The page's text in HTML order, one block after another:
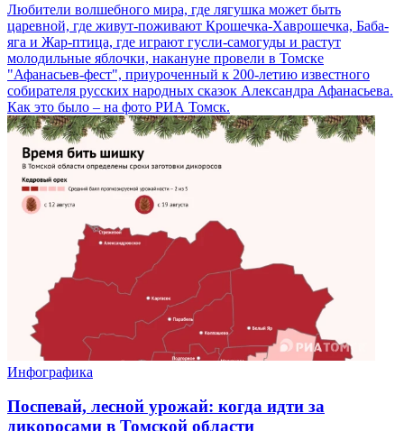
Любители волшебного мира, где лягушка может быть
царевной, где живут-поживают Крошечка-Хаврошечка, Баба-
яга и Жар-птица, где играют гусли-самогуды и растут
молодильные яблочки, накануне провели в Томске
"Афанасьев-фест", приуроченный к 200-летию известного
собирателя русских народных сказок Александра Афанасьева.
Как это было – на фото РИА Томск.
Инфографика
Поспевай, лесной урожай: когда идти за
дикоросами в Томской области